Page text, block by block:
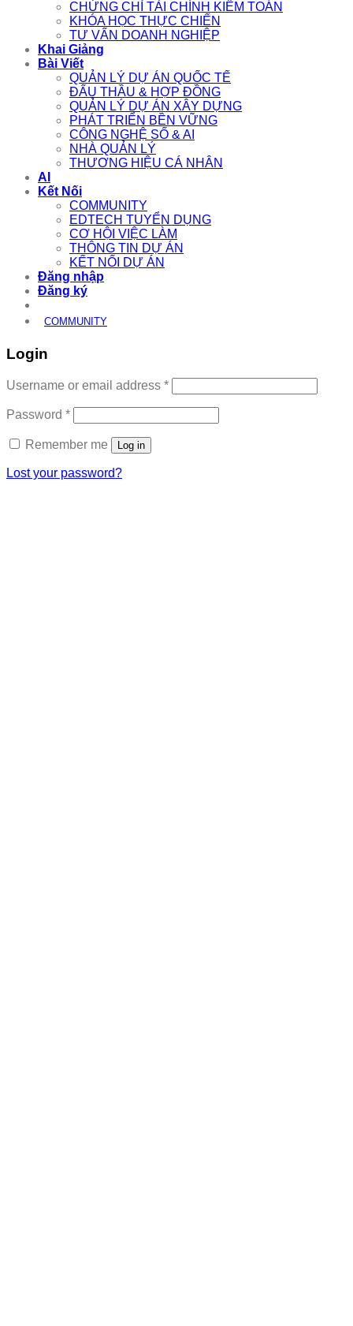
CHỨNG CHỈ TÀI CHÍNH KIỂM TOÁN
KHÓA HỌC THỰC CHIẾN
TƯ VẤN DOANH NGHIỆP
Khai Giảng
Bài Viết
QUẢN LÝ DỰ ÁN QUỐC TẾ
ĐẤU THẦU & HỢP ĐỒNG
QUẢN LÝ DỰ ÁN XÂY DỰNG
PHÁT TRIỂN BỀN VỮNG
CÔNG NGHỆ SỐ & AI
NHÀ QUẢN LÝ
THƯƠNG HIỆU CÁ NHÂN
AI
Kết Nối
COMMUNITY
EDTECH TUYỂN DỤNG
CƠ HỘI VIỆC LÀM
THÔNG TIN DỰ ÁN
KẾT NỐI DỰ ÁN
Đăng nhập
Đăng ký
COMMUNITY
Login
Username or email address *Required
Password *Required
Remember me Log in
Lost your password?